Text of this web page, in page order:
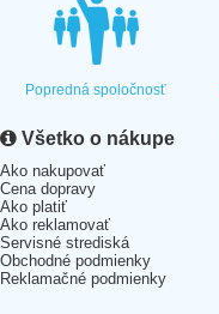
Popredná spoločnosť
Všetko o nákupe
Ako nakupovať
Cena dopravy
Ako platiť
Ako reklamovať
Servisné strediská
Obchodné podmienky
Reklamačné podmienky